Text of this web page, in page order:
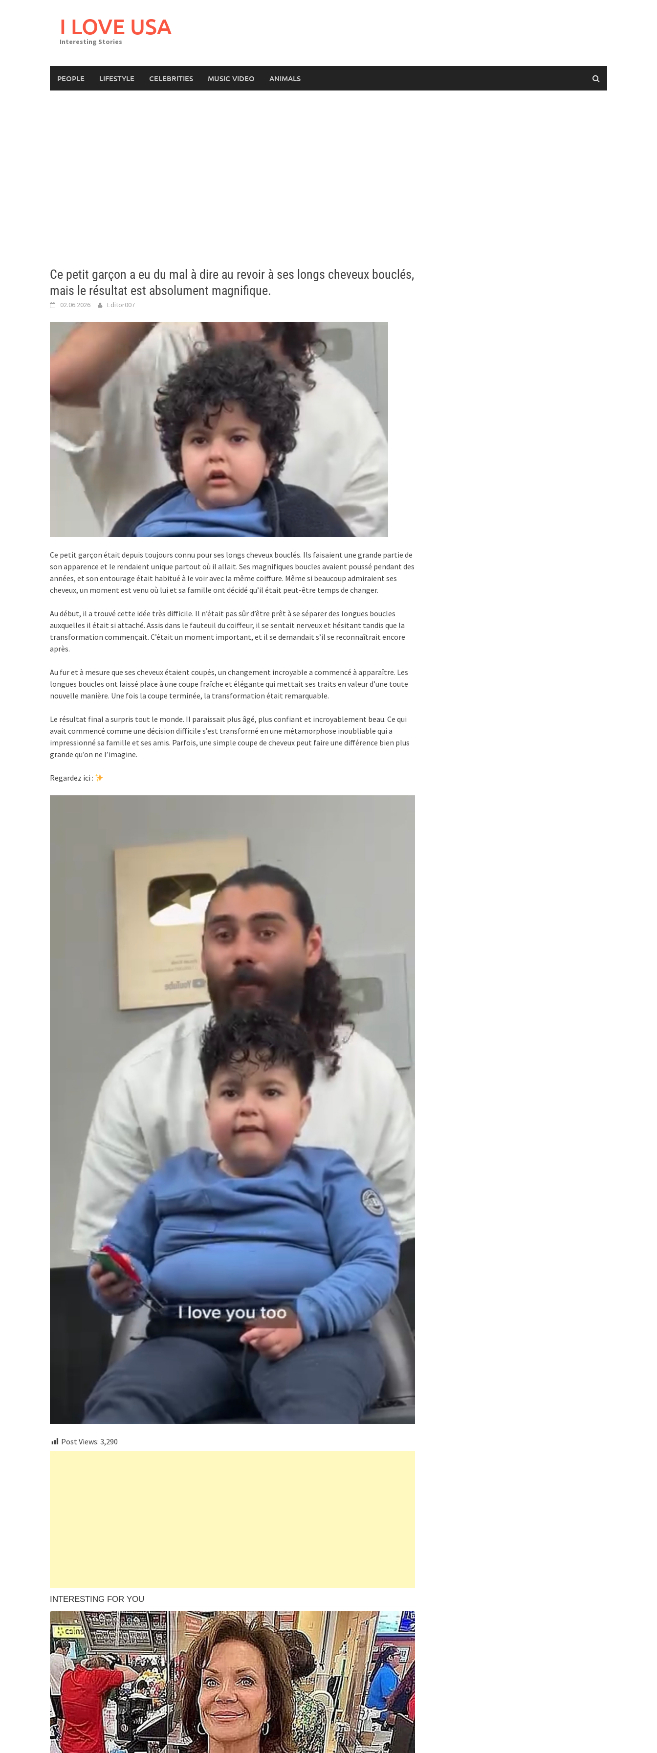
I LOVE USA
Interesting Stories
PEOPLE LIFESTYLE CELEBRITIES MUSIC VIDEO ANIMALS
Ce petit garçon a eu du mal à dire au revoir à ses longs cheveux bouclés,
mais le résultat est absolument magnifique.
02.06.2026 Editor007
Ce petit garçon était depuis toujours connu pour ses longs cheveux bouclés. Ils faisaient une grande partie de
son apparence et le rendaient unique partout où il allait. Ses magnifiques boucles avaient poussé pendant des
années, et son entourage était habitué à le voir avec la même coiffure. Même si beaucoup admiraient ses
cheveux, un moment est venu où lui et sa famille ont décidé qu’il était peut-être temps de changer.
Au début, il a trouvé cette idée très difficile. Il n’était pas sûr d’être prêt à se séparer des longues boucles
auxquelles il était si attaché. Assis dans le fauteuil du coiffeur, il se sentait nerveux et hésitant tandis que la
transformation commençait. C’était un moment important, et il se demandait s’il se reconnaîtrait encore
après.
Au fur et à mesure que ses cheveux étaient coupés, un changement incroyable a commencé à apparaître. Les
longues boucles ont laissé place à une coupe fraîche et élégante qui mettait ses traits en valeur d’une toute
nouvelle manière. Une fois la coupe terminée, la transformation était remarquable.
Le résultat final a surpris tout le monde. Il paraissait plus âgé, plus confiant et incroyablement beau. Ce qui
avait commencé comme une décision difficile s’est transformé en une métamorphose inoubliable qui a
impressionné sa famille et ses amis. Parfois, une simple coupe de cheveux peut faire une différence bien plus
grande qu’on ne l’imagine.
Regardez ici :
Post Views: 3,290